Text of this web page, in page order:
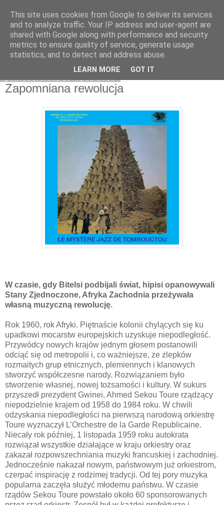
Na obrzeżach
Zapomniana rewolucja
W czasie, gdy Bitelsi podbijali świat, hipisi opanowywali
Stany Zjednoczone, Afryka Zachodnia przeżywała
własną muzyczną rewolucję.
Rok 1960, rok Afryki. Piętnaście kolonii chylących się ku
upadkowi mocarstw europejskich uzyskuje niepodległość.
Przywódcy nowych krajów jednym głosem postanowili
odciąć się od metropolii i, co ważniejsze, ze zlepków
rozmaitych grup etnicznych, plemiennych i klanowych
stworzyć współczesne narody. Rozwiązaniem było
stworzenie własnej, nowej tożsamości i kultury. W sukurs
przyszedł prezydent Gwinei, Ahmed Sekou Toure rządzący
niepodzielnie krajem od 1958 do 1984 roku. W chwili
odzyskania niepodległości na pierwszą narodową orkiestrę
Toure wyznaczył L’Orchestre de la Garde Republicaine.
Niecały rok później, 1 listopada 1959 roku autokrata
rozwiązał wszystkie działające w kraju orkiestry oraz
zakazał rozpowszechniania muzyki francuskiej i zachodniej.
Jednocześnie nakazał nowym, państwowym już orkiestrom,
czerpać inspirację z rodzimej tradycji. Od tej pory muzyka
popularna zaczęła służyć młodemu państwu. W czasie
rządów Sekou Toure powstało około 60 sponsorowanych
This site uses cookies from Google to deliver its services
and to analyze traffic. Your IP address and user-agent are
shared with Google along with performance and security
metrics to ensure quality of service, generate usage
statistics, and to detect and address abuse.
LEARN MORE GOT IT